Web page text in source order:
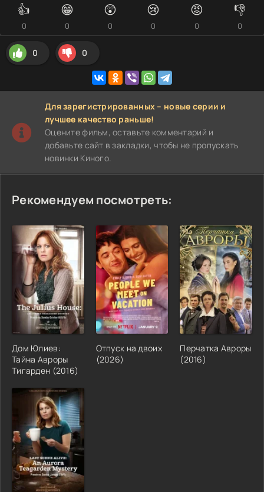
👍
0
😁
0
😲
0
😢
0
😡
0
👎
0
0 0
Для зарегистрированных – новые серии и
лучшее качество раньше!
Оцените фильм, оставьте комментарий и
добавьте сайт в закладки, чтобы не пропускать
новинки Киного.
Рекомендуем посмотреть:
Дом Юлиев:
Тайна Авроры
Тигарден (2016)
Отпуск на двоих
(2026)
Перчатка Авроры
(2016)